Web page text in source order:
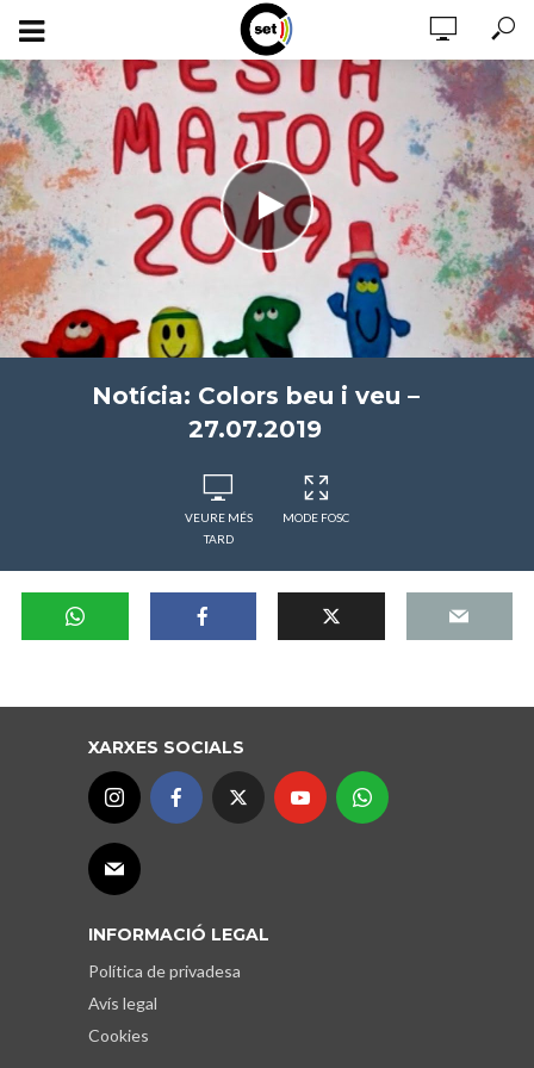
Notícia: Colors beu i veu –
27.07.2019
VEURE MÉS
TARD
MODE FOSC
XARXES SOCIALS
INFORMACIÓ LEGAL
Política de privadesa
Avís legal
Cookies